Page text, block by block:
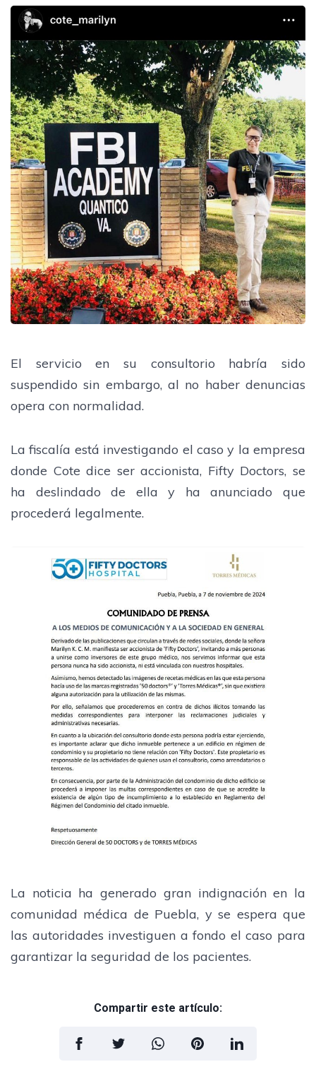
El servicio en su consultorio habría sido
suspendido sin embargo, al no haber denuncias
opera con normalidad.
La fiscalía está investigando el caso y la empresa
donde Cote dice ser accionista, Fifty Doctors, se
ha deslindado de ella y ha anunciado que
procederá legalmente.
La noticia ha generado gran indignación en la
comunidad médica de Puebla, y se espera que
las autoridades investiguen a fondo el caso para
garantizar la seguridad de los pacientes.
Compartir este artículo: